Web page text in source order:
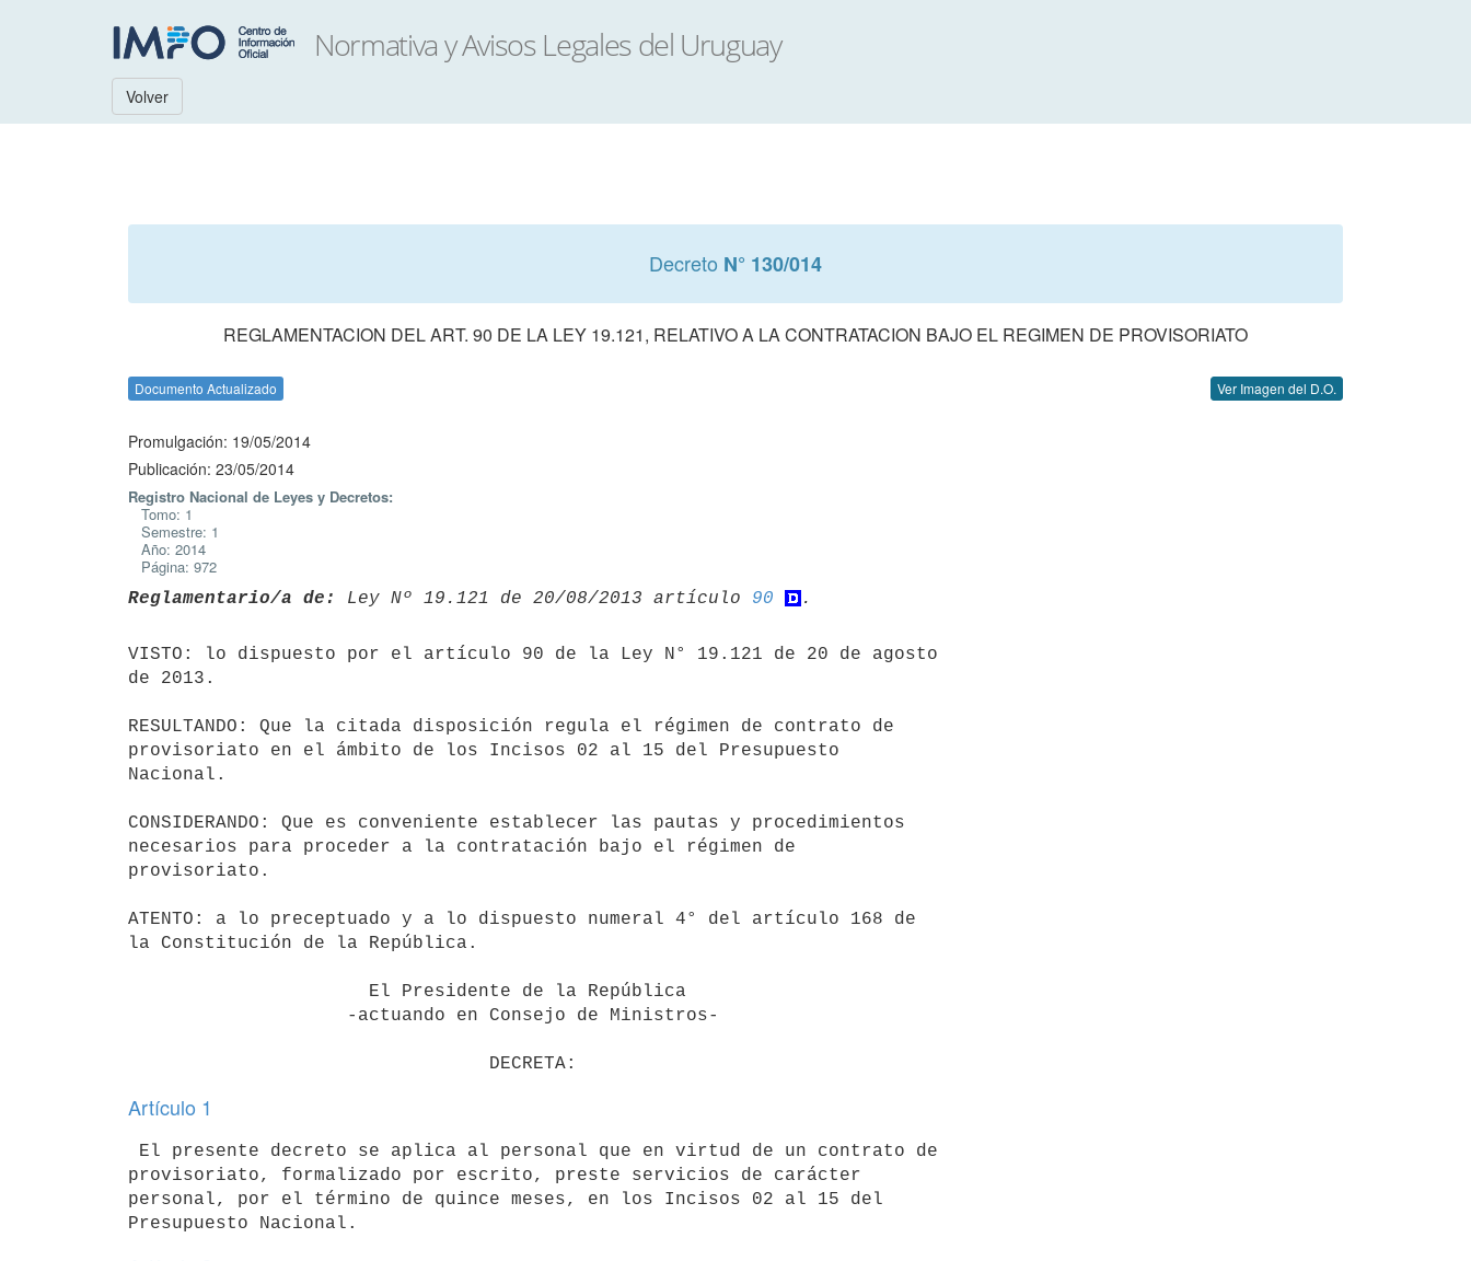
Volver
Decreto N° 130/014
REGLAMENTACION DEL ART. 90 DE LA LEY 19.121, RELATIVO A LA CONTRATACION BAJO EL REGIMEN DE PROVISORIATO
Documento Actualizado Ver Imagen del D.O.
Promulgación: 19/05/2014
Publicación: 23/05/2014
Registro Nacional de Leyes y Decretos:
Tomo: 1
Semestre: 1
Año: 2014
Página: 972
Reglamentario/a de: Ley Nº 19.121 de 20/08/2013 artículo 90
VISTO: lo dispuesto por el artículo 90 de la Ley N° 19.121 de 20 de agosto
de 2013.
RESULTANDO: Que la citada disposición regula el régimen de contrato de
provisoriato en el ámbito de los Incisos 02 al 15 del Presupuesto
Nacional.
CONSIDERANDO: Que es conveniente establecer las pautas y procedimientos
necesarios para proceder a la contratación bajo el régimen de
provisoriato.
ATENTO: a lo preceptuado y a lo dispuesto numeral 4° del artículo 168 de
la Constitución de la República.
Artículo 1
provisoriato, formalizado por escrito, preste servicios de carácter
personal, por el término de quince meses, en los Incisos 02 al 15 del